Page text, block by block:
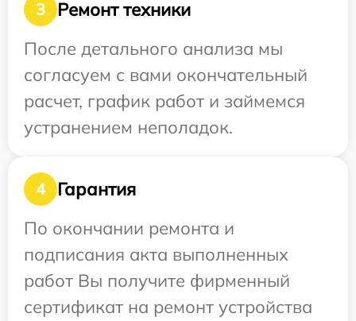
3
Ремонт техники
После детального анализа мы
согласуем с вами окончательный
расчет, график работ и займемся
устранением неполадок.
4
Гарантия
По окончании ремонта и
подписания акта выполненных
работ Вы получите фирменный
сертификат на ремонт устройства